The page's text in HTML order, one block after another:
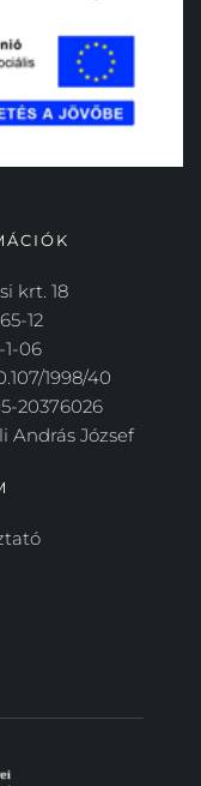
krt. 18
12
06
1998/40
20376026
András József